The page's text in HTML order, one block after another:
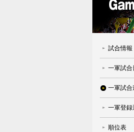
試合情報
一軍試合
一軍試合
一軍登録
順位表